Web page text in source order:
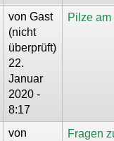
von Gast
(nicht
überprüft)
22.
Januar
2020 -
8:17
Pilze am
von
Fragen